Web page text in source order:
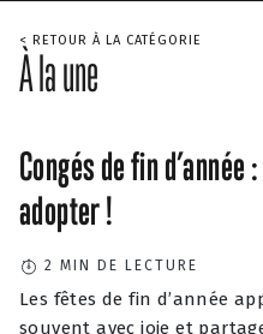
< RETOUR À LA CATÉGORIE
À la une
Congés de fin
adopter !
2 MIN DE LECTURE
Les fêtes de fin d’année
souvent avec joie et